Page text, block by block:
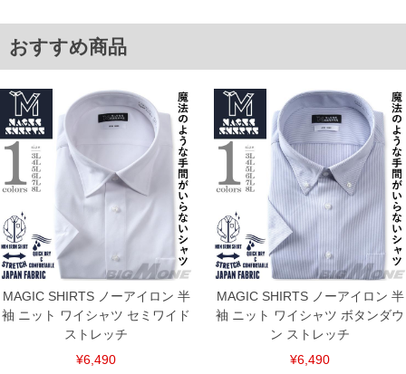
6L/51/61/157/155/157
7L/53/63/163/161/163
8L/55/65/169/167/169
※【返品交換について】
返品交換希望の方は、商品到着後1週間以内にご連絡ください。
下着(肌着)やワイシャツは商品の性質上、返品交換不可とさせて頂いております。予め
ご了承くださいませ。
※【ボトムの裾上げをご希望の場合】
裾上げ料金は500円+税となります。
備考欄に股下●cmとご記入下さい。（裾上げ無料対象商品は1本につき税込6,000円以
上の品が対象。1本5,999円以下の商品は有料（500円+税）となります。）
出荷まで約1週間～20日間程お時間を頂く場合がございます。
尚、裾上げした商品は返品・交換不可となりますので、予めご了承下さい。
一部、お直しに対応出来ない商品がございます。(例：裾にファスナーや調節ひもが付
いている、極端なデザインが施されている等)
※商品によって若干のサイズの誤差がございます。また、お客様がご使用の環境（コ
ンピュータ画面）によって、商品の色味が若干異なる場合がございます。予めご了承
ください。
※当店での掲載商品は、実店鋪と在庫を共用しておりますので店頭での売り違い、店
舗からのお取り寄せ等により、お客様にご迷惑をお掛けしてしまう場合がございま
す。そのようなことがない様最大限に努めておりますが、もしあった場合速やかにご
おすすめ商品
MAGIC SHIRTS ノーアイロン 半
袖 ニット ワイシャツ セミワイド
ストレッチ
¥6,490
MAGIC SHIRTS ノーアイロン 半
袖 ニット ワイシャツ ボタンダウ
ン ストレッチ
¥6,490